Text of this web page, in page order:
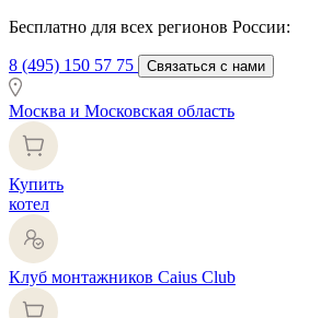
Бесплатно для всех регионов России:
8 (495) 150 57 75 Связаться с нами
Москва и Московская область
Купить
котел
Клуб монтажников Caius Club